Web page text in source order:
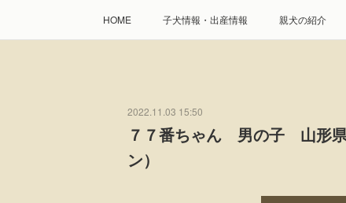
HOME 子犬情報・出産情報 親犬の紹介
2022.11.03 15:50
７７番ちゃん 男の子 山形
ン）